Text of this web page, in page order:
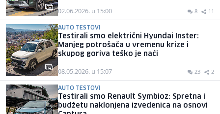
02.06.2026. u 15:00 8 11
AUTO TESTOVI
Testirali smo električni Hyundai Inster:
Manjeg potrošača u vremenu krize i
skupog goriva teško je naći
08.05.2026. u 15:07 23 2
AUTO TESTOVI
Testirali smo Renault Symbioz: Spretna i
budžetu naklonjena izvedenica na osnovi